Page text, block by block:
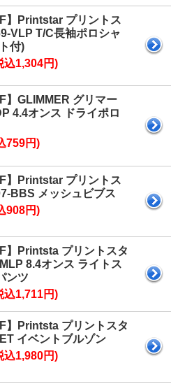
】Printstar プリントス
VLP T/C長袖ポロシャ
付)
込1,304円)
】GLIMMER グリマー
4.4オンス ドライポロ
759円)
】Printstar プリントス
BBS メッシュビブス
908円)
】Printsta プリントスタ
8.4オンス ライトス
ンツ
込1,711円)
】Printsta プリントスタ
イベントブルゾン
込1,980円)